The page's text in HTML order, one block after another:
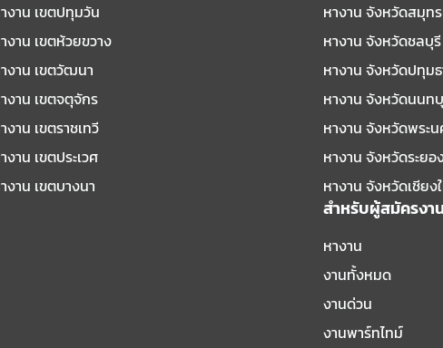
งาน เขตปทุมวัน
งาน เขตห้วยขวาง
งาน เขตวัฒนา
งาน เขตจตุจักร
งาน เขตราชเทวี
งาน เขตประเวศ
งาน เขตบางนา
หางาน จังหวัดสมุท
หางาน จังหวัดชลบุรี
หางาน จังหวัดปทุม
หางาน จังหวัดนนท
หางาน จังหวัดพระ
หางาน จังหวัดระยอ
หางาน จังหวัดเชียง
สำหรับผู้สมัครงา
หางาน
งานทั้งหมด
งานด่วน
งานพาร์ทไทม์